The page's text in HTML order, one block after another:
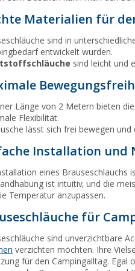
Materialien für
sind in
entwickelt wurden.
sind leicht und
Länge von 2 Metern bieten
Flexibilität.
lässt sich frei bewegen
Installation und
eines Brauseschlauchs
ist intuitiv, und die
Temperatur anzupassen.
für
sind unverzichtbare
verzichten möchten. Ihre
für den Campingalltag.